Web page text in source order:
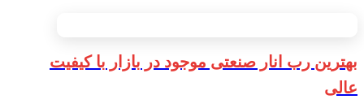
بهترین رب انار صنعتی موجود در بازار با کیفیت
عالی